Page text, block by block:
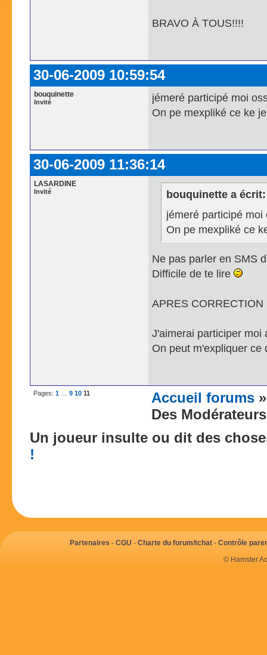
BRAVO À TOUS!!!!
30-06-2009 10:59:54
bouquinette
Invité
jémeré participé moi
On pe mexpliké ce ke
30-06-2009 11:36:14
LASARDINE
Invité
bouquinette a écrit:
jémeré participé
On pe mexpliké ce
Ne pas parler en SMS
Difficile de te lire
APRES CORRECTION
J'aimerai participer moi
On peut m'expliquer ce
Pages: 1 9 10 11 Accueil forums
Des
Un joueur insulte ou dit des
!
Partenaires - CGU - Charte du forum/tchat- Contrôle
© Hamster